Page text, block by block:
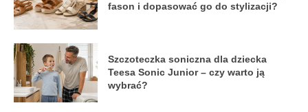
fason i dopasować go do stylizacji?
Szczoteczka soniczna dla dziecka
Teesa Sonic Junior – czy warto ją
wybrać?